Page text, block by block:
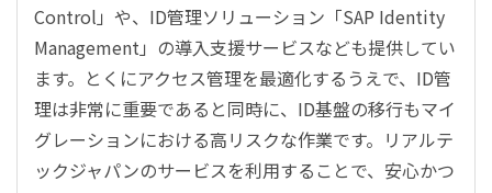
Control」や、ID管理ソリューション「SAP Identity
Management」の導入支援サービスなども提供してい
ます。とくにアクセス管理を最適化するうえで、ID管
理は非常に重要であると同時に、ID基盤の移行もマイ
グレーションにおける高リスクな作業です。リアルテ
ックジャパンのサービスを利用することで、安心かつ